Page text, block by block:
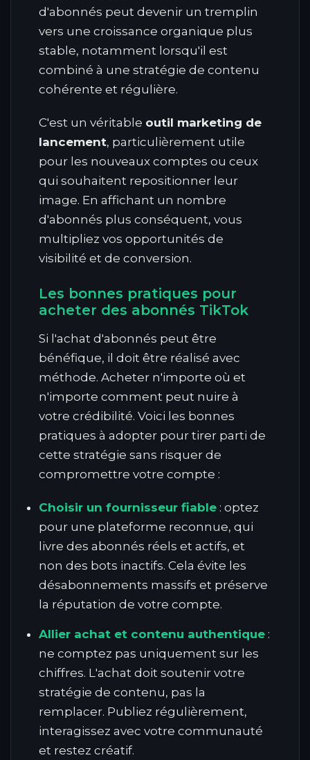
d'abonnés peut devenir un tremplin
vers une croissance organique plus
stable, notamment lorsqu'il est
combiné à une stratégie de contenu
cohérente et régulière.
C'est un véritable outil marketing de
lancement, particulièrement utile
pour les nouveaux comptes ou ceux
qui souhaitent repositionner leur
image. En affichant un nombre
d'abonnés plus conséquent, vous
multipliez vos opportunités de
visibilité et de conversion.
Les bonnes pratiques pour
acheter des abonnés TikTok
Si l'achat d'abonnés peut être
bénéfique, il doit être réalisé avec
méthode. Acheter n'importe où et
n'importe comment peut nuire à
votre crédibilité. Voici les bonnes
pratiques à adopter pour tirer parti de
cette stratégie sans risquer de
compromettre votre compte :
Choisir un fournisseur fiable : optez
pour une plateforme reconnue, qui
livre des abonnés réels et actifs, et
non des bots inactifs. Cela évite les
désabonnements massifs et préserve
la réputation de votre compte.
Allier achat et contenu authentique :
ne comptez pas uniquement sur les
chiffres. L'achat doit soutenir votre
stratégie de contenu, pas la
remplacer. Publiez régulièrement,
interagissez avec votre communauté
et restez créatif.